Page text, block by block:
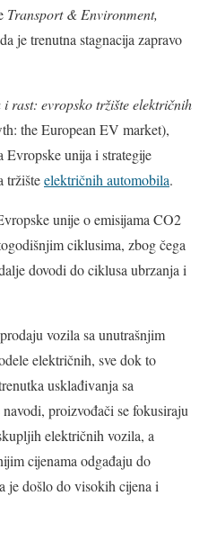
Transport & Environment,
je trenutna stagnacija zapravo
i rast: evropsko tržište električnih
the European EV market),
unija i strategije
tržišteelektričnih automobila.
unije o emisijama CO2
ciklusima, zbog čega
dovodi do ciklusa ubrzanja i
vozila sa unutrašnjim
električnih, sve dok to
usklađivanja sa
proizvođači se fokusiraju
električnih vozila, a
cijenama odgađaju do
je došlo do visokih cijena i